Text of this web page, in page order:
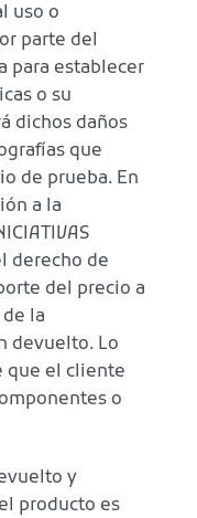
uso o
parte del
para establecer
o su
dichos daños
que
de prueba. En
a la
derecho de
del precio a
la
devuelto. Lo
que el cliente
o
y
producto es